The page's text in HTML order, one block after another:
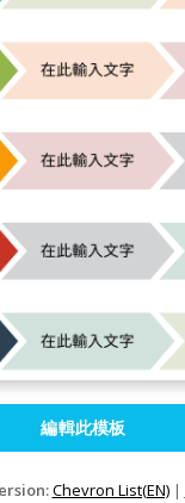
編輯此模板
Chevron List(EN)|